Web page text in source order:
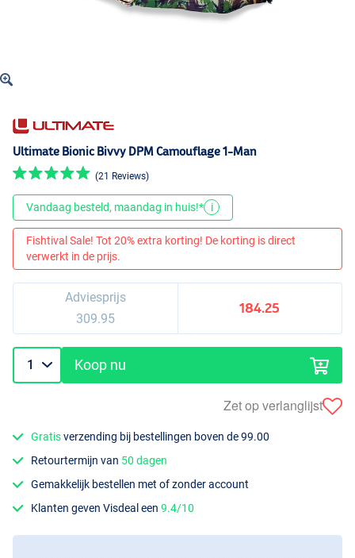
Ultimate Bionic Bivvy DPM Camouflage 1-Man
(21 Reviews)
Vandaag besteld, maandag in huis!* i
Fishtival Sale! Tot 20% extra korting! De korting is direct
verwerkt in de prijs.
Adviesprijs
309.95
184.25
Koop nu
Zet op verlanglijst
Gratisverzending bij bestellingen boven de 99.00
Retourtermijn van 50 dagen
Gemakkelijk bestellen met of zonder account
Klanten geven Visdeal een9.4/10